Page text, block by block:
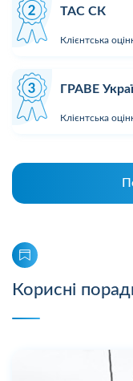
ТАС СК
Клієнтська
ГРАВЕ
Клієнтська
Корисні